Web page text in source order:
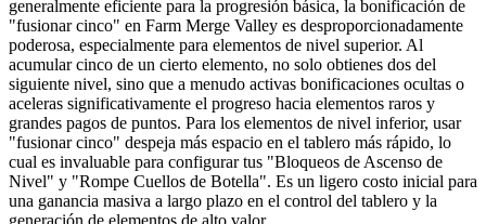
generalmente eficiente para la progresión básica, la bonificación de
"fusionar cinco" en Farm Merge Valley es desproporcionadamente
poderosa, especialmente para elementos de nivel superior. Al
acumular cinco de un cierto elemento, no solo obtienes dos del
siguiente nivel, sino que a menudo activas bonificaciones ocultas o
aceleras significativamente el progreso hacia elementos raros y
grandes pagos de puntos. Para los elementos de nivel inferior, usar
"fusionar cinco" despeja más espacio en el tablero más rápido, lo
cual es invaluable para configurar tus "Bloqueos de Ascenso de
Nivel" y "Rompe Cuellos de Botella". Es un ligero costo inicial para
una ganancia masiva a largo plazo en el control del tablero y la